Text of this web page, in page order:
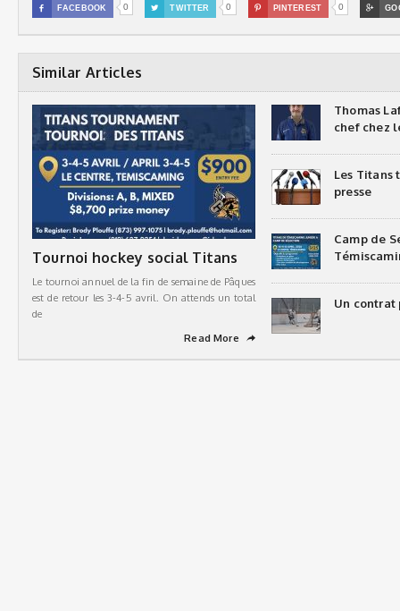
 FACEBOOK 0  TWITTER 0  PINTEREST 0 
Similar Articles
Tournoi hockey social Titans
Le tournoi annuel de la fin de semaine de Pâques
est de retour les 3-4-5 avril. On attends un total
de
Read More
➦
Thomas
chef chez
Les Titans
presse
Camp de
Un contrat